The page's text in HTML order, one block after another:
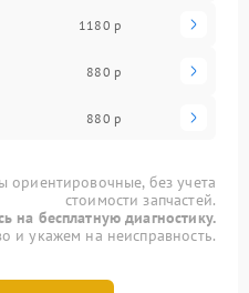
1180 р
880 р
880 р
ориентировочные, без учета
стоимости запчастей.
на бесплатную диагностику.
и укажем на неисправность.